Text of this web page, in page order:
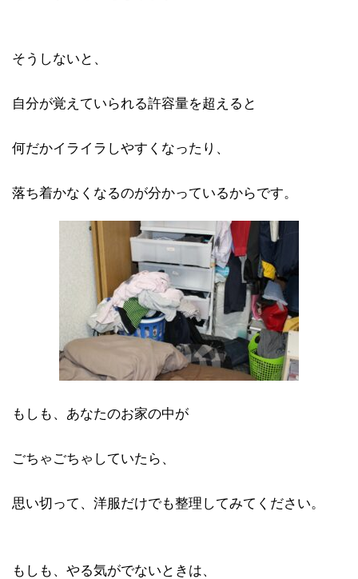
そうしないと、
自分が覚えていられる許容量を超えると
何だかイライラしやすくなったり、
落ち着かなくなるのが分かっているからです。
もしも、あなたのお家の中が
ごちゃごちゃしていたら、
思い切って、洋服だけでも整理してみてください。
もしも、やる気がでないときは、